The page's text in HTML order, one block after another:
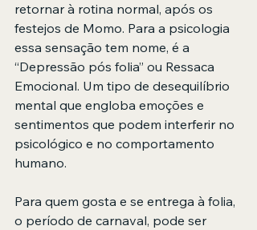
retornar à rotina normal, após os
festejos de Momo. Para a psicologia
essa sensação tem nome, é a
“Depressão pós folia” ou Ressaca
Emocional. Um tipo de desequilíbrio
mental que engloba emoções e
sentimentos que podem interferir no
psicológico e no comportamento
humano.
Para quem gosta e se entrega à folia,
o período de carnaval, pode ser